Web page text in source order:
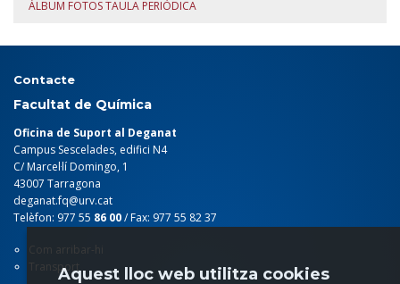
ÀLBUM FOTOS TAULA PERIÒDICA
Contacte
Facultat de Química
Oficina de Suport al Deganat
Campus Sescelades, edifici N4
C/ Marcel·lí Domingo, 1
43007 Tarragona
deganat.fq@urv.cat
Telèfon: 977 55 86 00/ Fax: 977 55 82 37
Com arribar-hi
TransportAquest lloc web utilitza cookies